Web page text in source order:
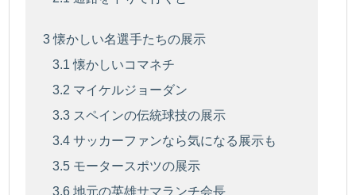
3懐かしい名選手たちの展示
3.1 懐かしいコマネチ
3.2 マイケルジョーダン
3.3 スペインの伝統球技の展示
3.4 サッカーファンなら気になる展示も
3.5 モータースポツの展示
3.6 地元の英雄サマランチ会長